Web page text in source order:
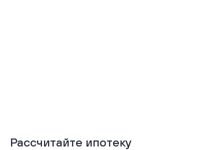
Рассчитайте ипотеку